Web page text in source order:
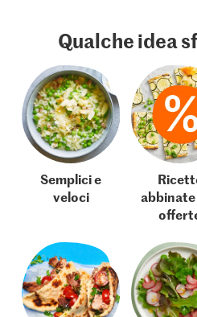
Qualche idea
Semplici e
veloci
abbinate